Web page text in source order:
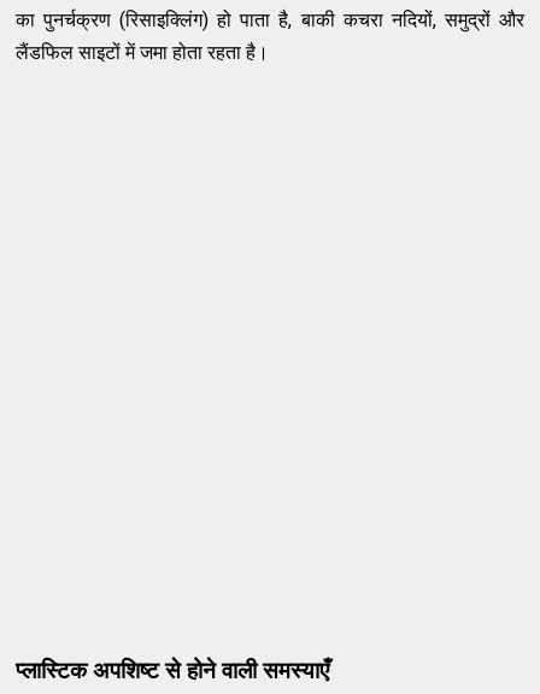
का पुनर्चक्रण (रिसाइक्लिंग) हो पाता है, बाकी कचरा नदियों, समुद्रों और
लैंडफिल साइटों में जमा होता रहता है।
प्लास्टिक अपशिष्ट से होने वाली समस्याएँ